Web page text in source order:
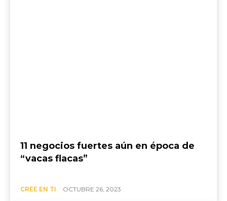
11 negocios fuertes aún en época de
“vacas flacas”
CREE EN TI OCTUBRE 26, 2023